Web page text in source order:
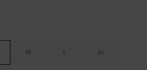
M L XL